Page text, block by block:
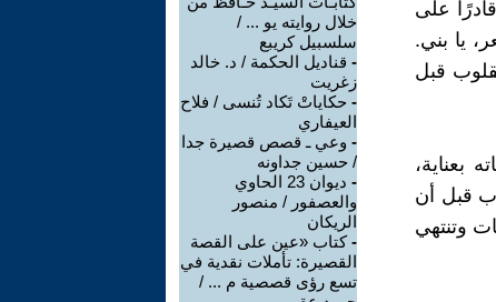
على
يا بني.
قبل
بعناية،
قبل أن
وتنتهي
خلال روايته يو ... /
سلسبيل كريبع
- قناديل الحكمة / د. خالد
زغريت
- حكاياتْ تَكاد تُنسى / فلاح
العيفاري
- وعي ـ قصص قصيرة جدا
/ حسين جداونه
-
ديوان 23 الحاوي
والعصفور / منصور
الريكان
-كتاب «عين على القصة
القصيرة: تأملات نقدية في
تسع رؤى قصصية م ... /